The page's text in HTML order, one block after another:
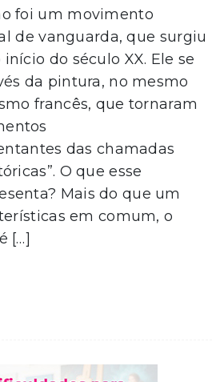
foi um movimento
de vanguarda, que surgiu
do século XX. Ele se
da pintura, no mesmo
francês, que tornaram
das chamadas
O que esse
Mais do que um
em comum, o
[…]